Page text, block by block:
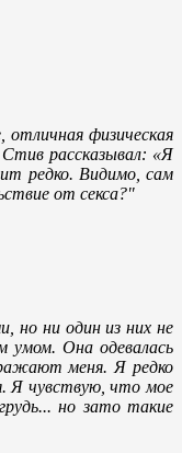
физическая
рассказывал: «Я
редко. Видимо, сам
от секса?"
но ни один из них не
умом. Она одевалась
меня. Я редко
Я чувствую, что мое
но зато такие